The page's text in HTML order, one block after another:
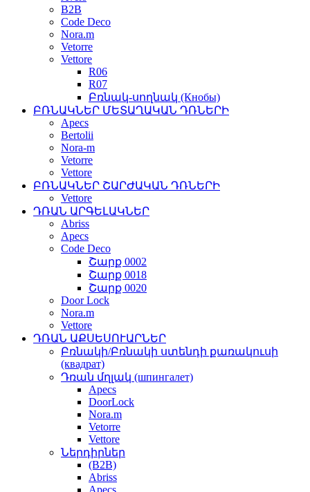
B2B
Code Deco
Nora.m
Vetorre
Vettore
R06
R07
Բռնակ-սողնակ (Кнобы)
ԲՌՆԱԿՆԵՐ ՄԵՏԱՂԱԿԱՆ ԴՌՆԵՐԻ
Apecs
Bertolii
Nora-m
Vetorre
Vettore
ԲՌՆԱԿՆԵՐ ՇԱՐԺԱԿԱՆ ԴՌՆԵՐԻ
Vettore
ԴՌԱՆ ԱՐԳԵԼԱԿՆԵՐ
Abriss
Apecs
Code Deco
Շարք 0002
Շարք 0018
Շարք 0020
Door Lock
Nora.m
Vettore
ԴՌԱՆ ԱՔՍԵՍՈՒԱՐՆԵՐ
Բռնակի/Բռնակի ստենդի քառակուսի
(квадрат)
Դռան մղլակ (шпингалет)
Apecs
DoorLock
Nora.m
Vetorre
Vettore
Ներդիրներ
(B2B)
Abriss